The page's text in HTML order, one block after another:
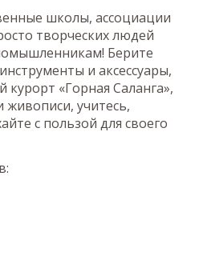
школы, ассоциации
творческих людей
Берите
и аксессуары,
«Горная Саланга»,
учитесь,
с пользой для своего